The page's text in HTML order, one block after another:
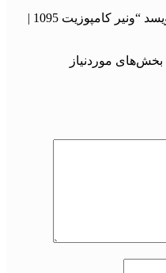
اولین کسی باشید که دیدگاهی می نویسد “ونیر کامپوزیت 1095 |
بخش‌های موردنیاز